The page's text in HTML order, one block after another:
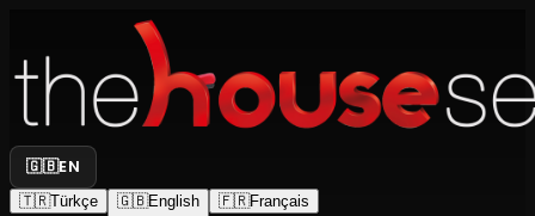
🇬🇧EN
🇹🇷Türkçe 🇬🇧English 🇫🇷Français